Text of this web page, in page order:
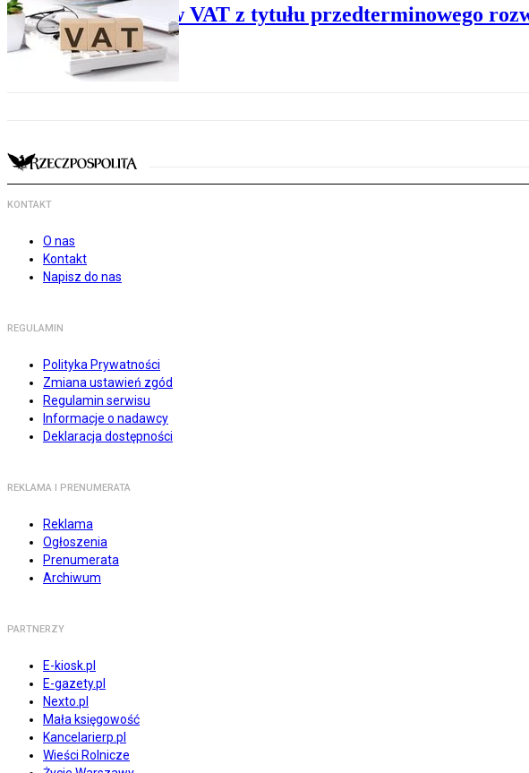
Skutki w VAT z tytułu przedterminowego
KONTAKT
O nas
Kontakt
Napisz do nas
REGULAMIN
Polityka Prywatności
Zmiana ustawień zgód
Regulamin serwisu
Informacje o nadawcy
Deklaracja dostępności
REKLAMA I PRENUMERATA
Reklama
Ogłoszenia
Prenumerata
Archiwum
PARTNERZY
E-kiosk.pl
E-gazety.pl
Nexto.pl
Mała księgowość
Kancelarierp.pl
Wieści Rolnicze